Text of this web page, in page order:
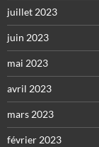
juillet 2023
juin 2023
mai 2023
avril 2023
mars 2023
février 2023